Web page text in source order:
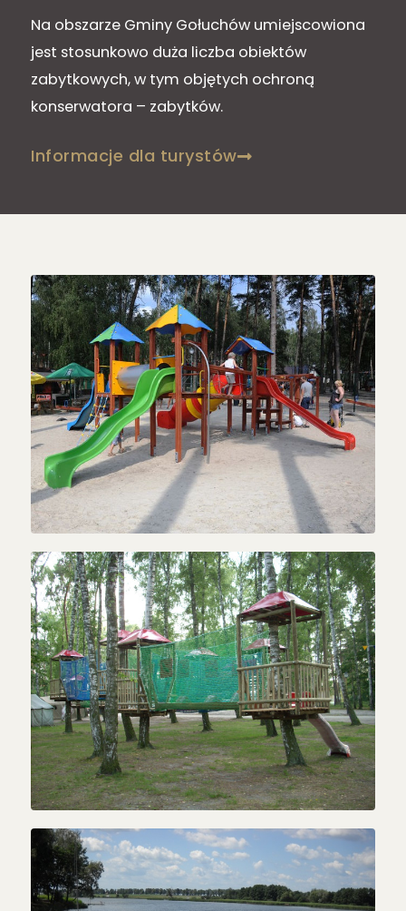
Na obszarze Gminy Gołuchów umiejscowiona
jest stosunkowo duża liczba obiektów
zabytkowych, w tym objętych ochroną
konserwatora – zabytków.
Informacje dla turystów